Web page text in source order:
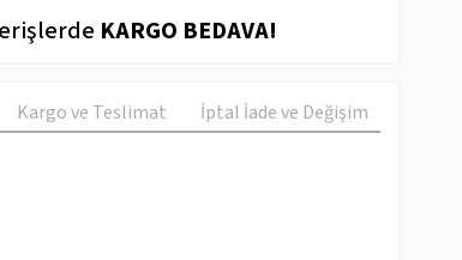
KARGO BEDAVA!
Kargo ve Teslimat İptal İade ve Değişim